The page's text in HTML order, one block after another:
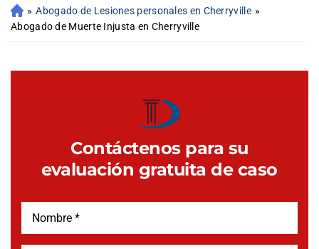
» Abogado de Lesiones personales en Cherryville »
Abogado de Muerte Injusta en Cherryville
Contáctenos para su
evaluación gratuita de caso